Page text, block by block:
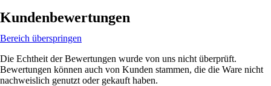
Kundenbewertungen
Bereich überspringen
Die Echtheit der Bewertungen wurde von uns nicht überprüft.
Bewertungen können auch von Kunden stammen, die die Ware nicht
nachweislich genutzt oder gekauft haben.